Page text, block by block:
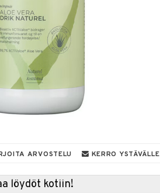
ARVOSTELU KERRO YSTÄVÄLLE
löydöt kotiin!